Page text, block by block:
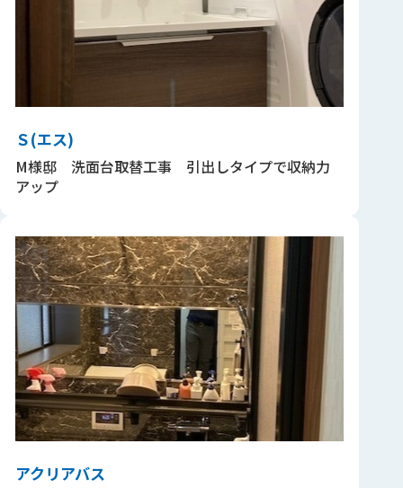
Ｓ(エス)
M様邸 洗面台取替工事 引出しタイプで収納力
アップ
アクリアバス